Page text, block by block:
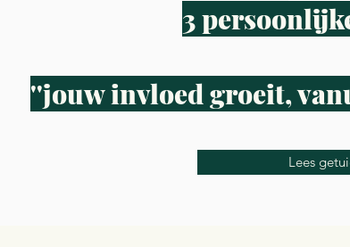
3
''jouw invloed groeit,
Lees